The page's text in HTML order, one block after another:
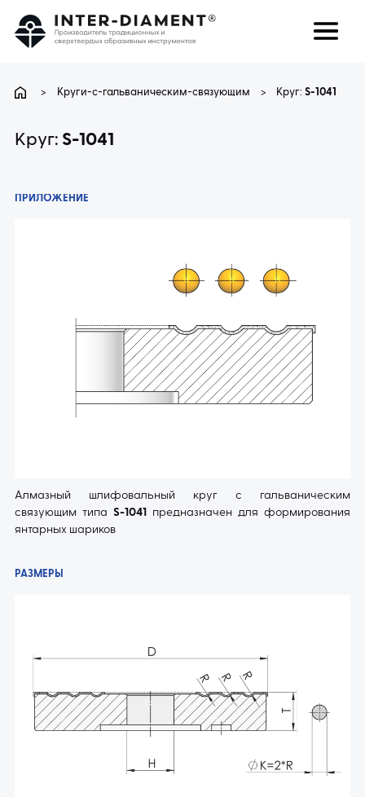
КАРЬЕРА
> Круги-с-гальваническим-связующим > Круг:S-1041
Круг: S-1041
ПРИЛОЖЕНИЕ
Алмазный шлифовальный круг с гальваническим
связующим типа S-1041
предназначен для формирования
янтарных шариков
РАЗМЕРЫ